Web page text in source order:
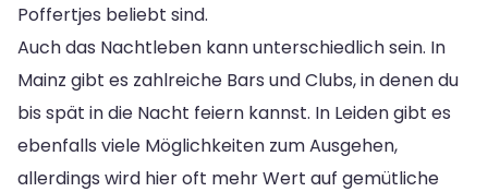
Poffertjes beliebt sind.
Auch das Nachtleben kann unterschiedlich sein. In
Mainz gibt es zahlreiche Bars und Clubs, in denen du
bis spät in die Nacht feiern kannst. In Leiden gibt es
ebenfalls viele Möglichkeiten zum Ausgehen,
allerdings wird hier oft mehr Wert auf gemütliche